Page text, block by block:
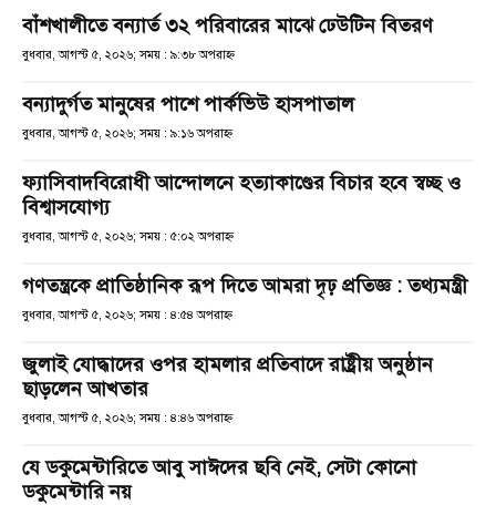
বাঁশখালীতে বন্যার্ত ৩২ পরিবারের মাঝে ঢেউটিন বিতরণ
বুধবার, আগস্ট ৫, ২০২৬; সময় : ৯:৩৮ অপরাহ্ণ
বন্যাদুর্গত মানুষের পাশে পার্কভিউ হাসপাতাল
বুধবার, আগস্ট ৫, ২০২৬; সময় : ৯:১৬ অপরাহ্ণ
ফ্যাসিবাদবিরোধী আন্দোলনে হত্যাকাণ্ডের বিচার হবে স্বচ্ছ ও
বিশ্বাসযোগ্য
বুধবার, আগস্ট ৫, ২০২৬; সময় : ৫:০২ অপরাহ্ণ
গণতন্ত্রকে প্রাতিষ্ঠানিক রূপ দিতে আমরা দৃঢ় প্রতিজ্ঞ : তথ্যমন্ত্রী
বুধবার, আগস্ট ৫, ২০২৬; সময় : ৪:৫৪ অপরাহ্ণ
জুলাই যোদ্ধাদের ওপর হামলার প্রতিবাদে রাষ্ট্রীয় অনুষ্ঠান
ছাড়লেন আখতার
বুধবার, আগস্ট ৫, ২০২৬; সময় : ৪:৪৬ অপরাহ্ণ
যে ডকুমেন্টারিতে আবু সাঈদের ছবি নেই, সেটা কোনো
ডকুমেন্টারি নয়